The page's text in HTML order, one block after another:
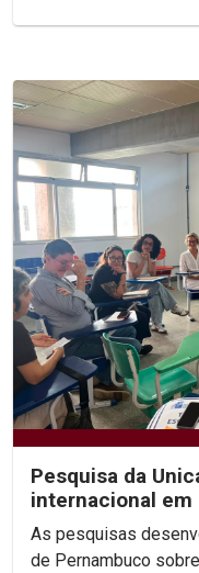
Pesquisa da
internacional em
México
As pesquisas
de Pernambuco